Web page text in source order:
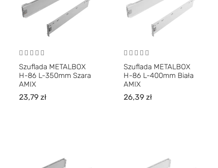
Szuflada METALBOX
H-86 L-350mm Szara
AMIX
23,79 zł
Szuflada METALBOX
H-86 L-400mm Biała
AMIX
26,39 zł